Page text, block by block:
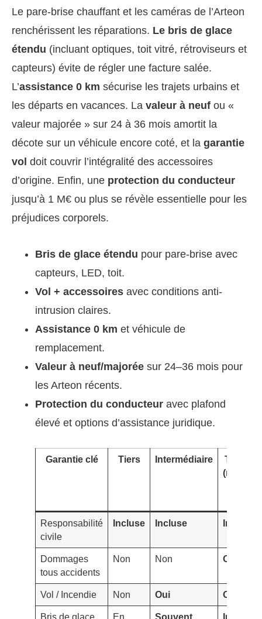
Le pare-brise chauffant et les caméras de l’Arteon
renchérissent les réparations. Le bris de glace
étendu (incluant optiques, toit vitré, rétroviseurs et
capteurs) évite de régler une facture salée.
L’assistance 0 km sécurise les trajets urbains et
les départs en vacances. La valeur à neuf ou «
valeur majorée » sur 24 à 36 mois amortit la
décote sur un véhicule encore coté, et la garantie
vol doit couvrir l’intégralité des accessoires
d’origine. Enfin, une protection du conducteur
jusqu’à 1 M€ ou plus se révèle essentielle pour les
préjudices corporels.
Bris de glace étendu pour pare-brise avec
capteurs, LED, toit.
Vol + accessoires avec conditions anti-
intrusion claires.
Assistance 0 km et véhicule de
remplacement.
Valeur à neuf/majorée sur 24–36 mois pour
les Arteon récents.
Protection du conducteur avec plafond
élevé et options d’assistance juridique.
Garantie clé Tiers Intermédiaire
Tous
Responsabilité
civile
Incluse Incluse Incluse
Dommages
tous accidents
Non Non Oui
Vol / Incendie Non Oui Oui
Bris de glace
En
Souvent
Inclus +